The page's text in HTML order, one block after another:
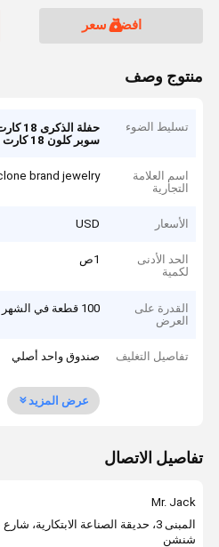
افضل سعر
منتوج وصف
تسليط الضوء حفلة الذكرى 18 كارت الذهب الماس المجوهرات
سوبر كلون 18 كارت الذهب الماس المجوهرات
اسم العلامة
التجارية
brand jewelry
الأسعار USD
الحد الأدنى
لكمية
1ص
القدرة على
العرض
100 قطعة في الشهر
تفاصيل التغليف صندوق واحد أصلي
عرض المزيد
تفاصيل الاتصال
Mr. Jack
المبنى 3، حديقة الصناعة الابتكارية،
شنشن